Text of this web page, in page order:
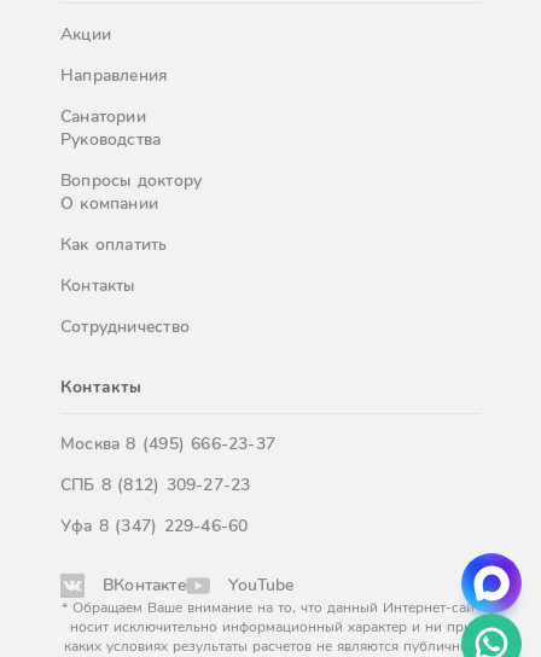
Акции
Направления
Санатории
Руководства
Вопросы доктору
О компании
Как оплатить
Контакты
Сотрудничество
Контакты
Москва8 (495) 666-23-37
СПБ 8 (812) 309-27-23
Уфа 8 (347) 229-46-60
ВКонтакте YouTube
* Обращаем Ваше внимание на то, что данный Интернет-сайт
носит исключительно информационный характер и ни при
каких условиях результаты расчетов не являются публичной